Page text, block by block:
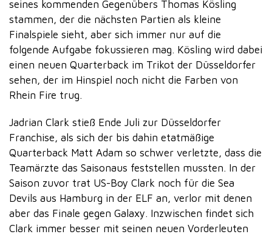
seines kommenden Gegenübers Thomas Kösling
stammen, der die nächsten Partien als kleine
Finalspiele sieht, aber sich immer nur auf die
folgende Aufgabe fokussieren mag. Kösling wird dabei
einen neuen Quarterback im Trikot der Düsseldorfer
sehen, der im Hinspiel noch nicht die Farben von
Rhein Fire trug.
Jadrian Clark stieß Ende Juli zur Düsseldorfer
Franchise, als sich der bis dahin etatmäßige
Quarterback Matt Adam so schwer verletzte, dass die
Teamärzte das Saisonaus feststellen mussten. In der
Saison zuvor trat US-Boy Clark noch für die Sea
Devils aus Hamburg in der ELF an, verlor mit denen
aber das Finale gegen Galaxy. Inzwischen findet sich
Clark immer besser mit seinen neuen Vorderleuten